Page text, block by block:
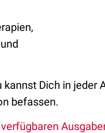
kannst Dich in
befassen.